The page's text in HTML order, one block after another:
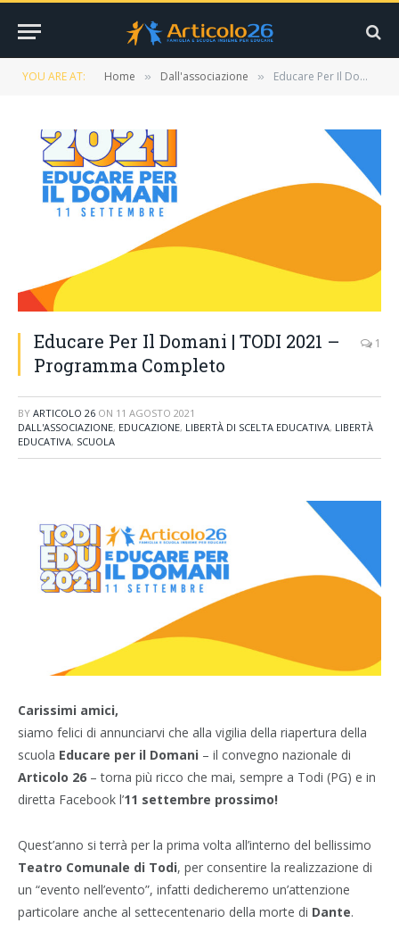
YOU ARE AT: Home » Dall'associazione » Educare Per Il Domani | TODI 2021 – Programma Completo
Educare Per Il Domani | TODI 2021 –
Programma Completo
1
BY ARTICOLO 26 ON 11 AGOSTO 2021
DALL'ASSOCIAZIONE, EDUCAZIONE, LIBERTÀ DI SCELTA EDUCATIVA, LIBERTÀ
EDUCATIVA, SCUOLA
Carissimi amici,
siamo felici di annunciarvi che alla vigilia della riapertura della
scuola Educare per il Domani – il convegno nazionale di
Articolo 26 – torna più ricco che mai, sempre a Todi (PG) e in
diretta Facebook l’11 settembre prossimo!
Quest’anno si terrà per la prima volta all’interno del bellissimo
Teatro Comunale di Todi, per consentire la realizzazione di
un “evento nell’evento”, infatti dedicheremo un’attenzione
particolare anche al settecentenario della morte di Dante.